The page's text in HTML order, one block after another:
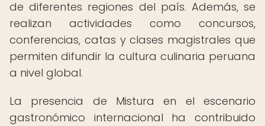
de diferentes regiones del país. Además, se
realizan actividades como concursos,
conferencias, catas y clases magistrales que
permiten difundir la cultura culinaria peruana
a nivel global.
La presencia de Mistura en el escenario
gastronómico internacional ha contribuido